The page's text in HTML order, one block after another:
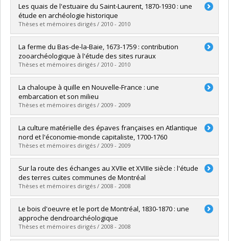
Diplômé(e) : Brien, Marie-Claude
Cycle :Maîtrise
Diplôme obtenu :M. Sc.
Lien vers le document dans Papyrus
Les quais de l'estuaire du Saint-Laurent, 1870-1930 : une
étude en archéologie historique
Thèses et mémoires dirigés / 2010 - 2010
Diplômé(e) :Simard, Frédéric
Cycle :Maîtrise
Diplôme obtenu :M. Sc.
Lien vers le document dans Papyrus
La ferme du Bas-de-la-Baie, 1673-1759 : contribution
zooarchéologique à l'étude des sites ruraux
Thèses et mémoires dirigés / 2010 - 2010
Diplômé(e) :Bossé, Éliane
Cycle :Maîtrise
Diplôme obtenu :M. Sc.
Lien vers le document dans Papyrus
La chaloupe à quille en Nouvelle-France : une
embarcation et son milieu
Thèses et mémoires dirigés / 2009 - 2009
Diplômé(e) :Larochelle, Anne-Marie
Cycle :Maîtrise
Diplôme obtenu :M. Sc.
Lien vers le document dans Papyrus
La culture matérielle des épaves françaises en Atlantique
nord et l'économie-monde capitaliste, 1700-1760
Thèses et mémoires dirigés / 2009 - 2009
Diplômé(e) :Dagneau, Charles
Cycle :Doctorat
Diplôme obtenu :Ph. D.
Lien vers le document dans Papyrus
Sur la route des échanges au XVIIe et XVIIIe siècle : l'étude
des terres cuites communes de Montréal
Thèses et mémoires dirigés / 2008 - 2008
Diplômé(e) :Lemay, Elyse
Cycle :Maîtrise
Diplôme obtenu :M. Sc.
Lien vers le document dans Papyrus
Le bois d'oeuvre et le port de Montréal, 1830-1870 : une
approche dendroarchéologique
Thèses et mémoires dirigés / 2008 - 2008